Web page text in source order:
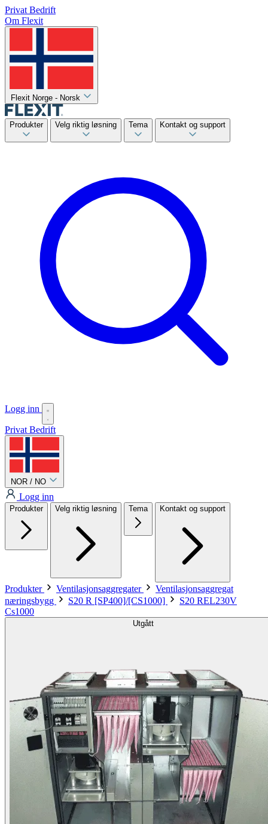
Privat Bedrift
Om Flexit
Flexit Norge - Norsk
Produkter Velg riktig løsning Tema Kontakt og support
Logg inn
Privat Bedrift
NOR / NO
Logg inn
Produkter Velg riktig løsning Tema Kontakt og support
Produkter Ventilasjonsaggregater
Ventilasjonsaggregat
næringsbygg
S20 R [SP400]/[CS1000]
S20 REL230V
Cs1000
Utgått